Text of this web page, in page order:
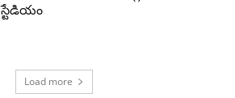
స్టేడియం
Load more